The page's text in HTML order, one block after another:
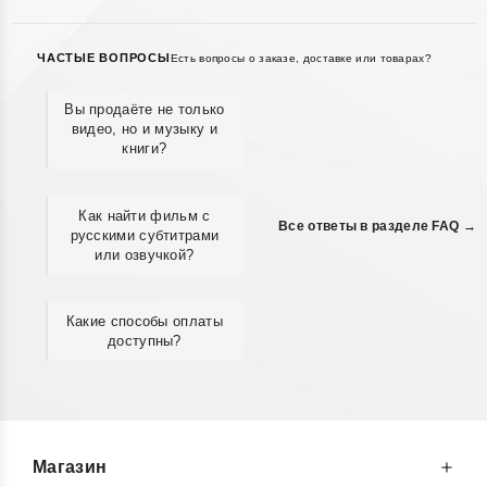
ЧАСТЫЕ ВОПРОСЫЕсть вопросы о заказе, доставке или товарах?
Вы продаёте не только
видео, но и музыку и
книги?
Как найти фильм с
русскими субтитрами
или озвучкой?
Какие способы оплаты
доступны?
Все ответы в разделе FAQ →
Магазин